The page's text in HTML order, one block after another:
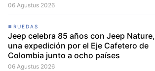
06 Agustus 2026
RUEDAS
Jeep celebra 85 años con Jeep Nature,
una expedición por el Eje Cafetero de
Colombia junto a ocho países
06 Agustus 2026